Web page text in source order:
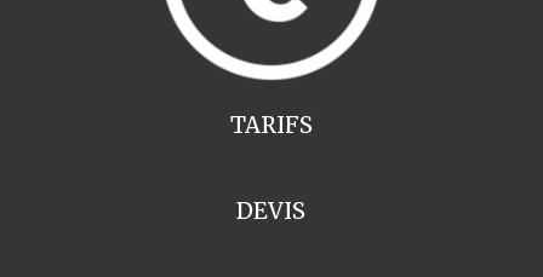
TARIFS
DEVIS